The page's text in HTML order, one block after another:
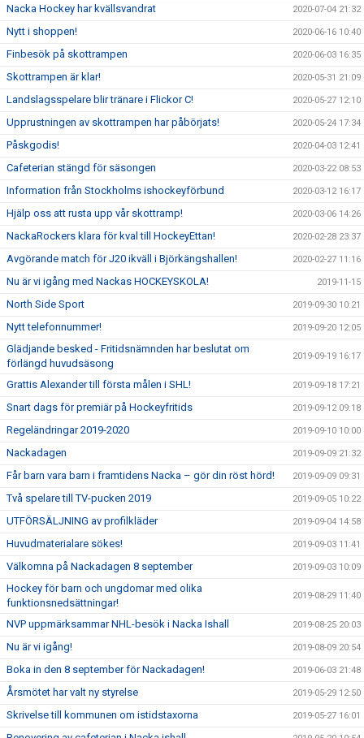
Nacka Hockey har kvällsvandrat 2020-07-04 21:32
Nytt i shoppen! 2020-06-16 10:40
Finbesök på skottrampen 2020-06-03 16:35
Skottrampen är klar! 2020-05-31 21:09
Landslagsspelare blir tränare i Flickor C! 2020-05-27 12:10
Upprustningen av skottrampen har påbörjats! 2020-05-24 17:34
Påskgodis! 2020-04-03 12:41
Cafeterian stängd för säsongen 2020-03-22 08:53
Information från Stockholms ishockeyförbund 2020-03-12 16:17
Hjälp oss att rusta upp vår skottramp! 2020-03-06 14:26
NackaRockers klara för kval till HockeyEttan! 2020-02-28 23:37
Avgörande match för J20 ikväll i Björkängshallen! 2020-02-27 11:16
Nu är vi igång med Nackas HOCKEYSKOLA! 2019-11-15
North Side Sport 2019-09-30 10:21
Nytt telefonnummer! 2019-09-20 12:05
Glädjande besked - Fritidsnämnden har beslutat om
förlängd huvudsäsong
2019-09-19 16:17
Grattis Alexander till första målen i SHL! 2019-09-18 17:21
Snart dags för premiär på Hockeyfritids 2019-09-12 09:18
Regeländringar 2019-2020 2019-09-10 10:00
Nackadagen 2019-09-09 21:32
Får barn vara barn i framtidens Nacka – gör din röst hörd! 2019-09-09 09:31
Två spelare till TV-pucken 2019 2019-09-05 10:22
UTFÖRSÄLJNING av profilkläder 2019-09-04 14:58
Huvudmaterialare sökes! 2019-09-03 11:41
Välkomna på Nackadagen 8 september 2019-09-03 10:09
Hockey för barn och ungdomar med olika
funktionsnedsättningar!
2019-08-29 11:40
NVP uppmärksammar NHL-besök i Nacka Ishall 2019-08-25 20:03
Nu är vi igång! 2019-08-09 20:54
Boka in den 8 september för Nackadagen! 2019-06-03 21:48
Årsmötet har valt ny styrelse 2019-05-29 12:50
Skrivelse till kommunen om istidstaxorna 2019-05-27 16:01